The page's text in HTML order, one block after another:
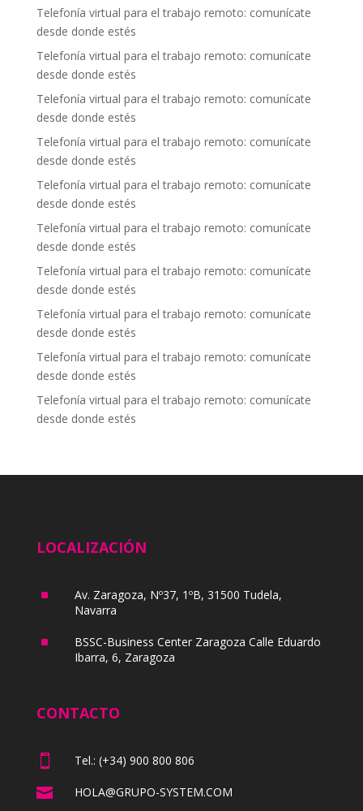
Telefonía virtual para el trabajo remoto: comunícate
desde donde estés
Telefonía virtual para el trabajo remoto: comunícate
desde donde estés
Telefonía virtual para el trabajo remoto: comunícate
desde donde estés
Telefonía virtual para el trabajo remoto: comunícate
desde donde estés
Telefonía virtual para el trabajo remoto: comunícate
desde donde estés
Telefonía virtual para el trabajo remoto: comunícate
desde donde estés
Telefonía virtual para el trabajo remoto: comunícate
desde donde estés
Telefonía virtual para el trabajo remoto: comunícate
desde donde estés
Telefonía virtual para el trabajo remoto: comunícate
desde donde estés
Telefonía virtual para el trabajo remoto: comunícate
desde donde estés
LOCALIZACIÓN
^
Av. Zaragoza, Nº37, 1ºB, 31500 Tudela,
Navarra
^
BSSC-Business Center Zaragoza Calle Eduardo
Ibarra, 6, Zaragoza
CONTACTO
 Tel.: (+34) 900 800 806
 HOLA@GRUPO-SYSTEM.COM